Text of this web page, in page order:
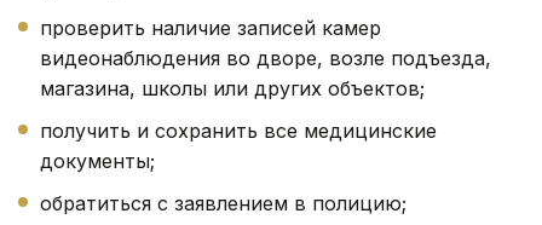
проверить наличие записей камер
видеонаблюдения во дворе, возле подъезда,
магазина, школы или других объектов;
получить и сохранить все медицинские
документы;
обратиться с заявлением в полицию;